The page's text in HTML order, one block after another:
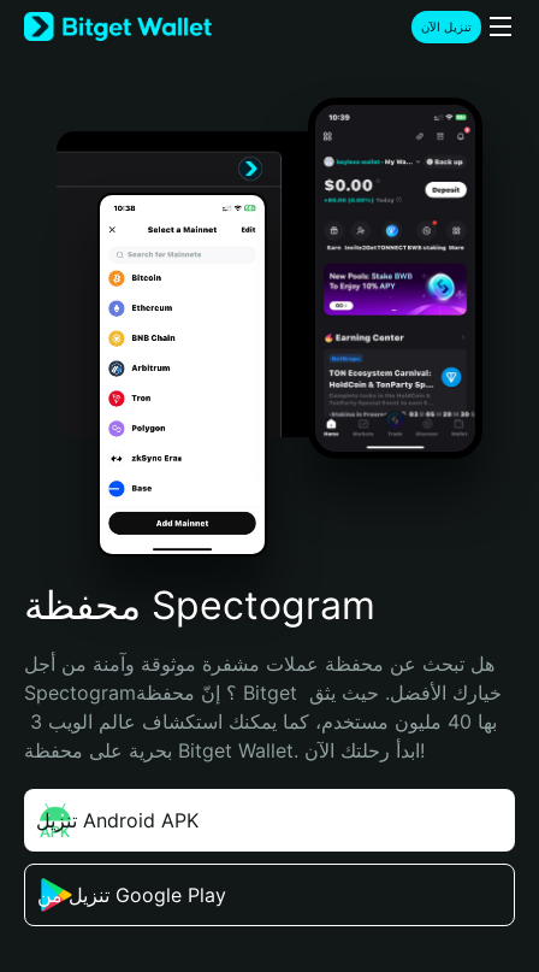
English
日本語
Türkçe
Português (Portugal)
Bahasa Indonesia
Português (Brasil)
Español (Argentina)
تنزيل الآن
محفظة Spectogram
هل تبحث عن محفظة عملات مشفرة موثوقة وآمنة من أجل
Spectogram؟ إنّ محفظة Bitget خيارك الأفضل. حيث يثق
بحرية على محفظة Bitget Wallet. ابدأ رحلتك الآن!
تنزيل Android APK
تنزيل من Google Play